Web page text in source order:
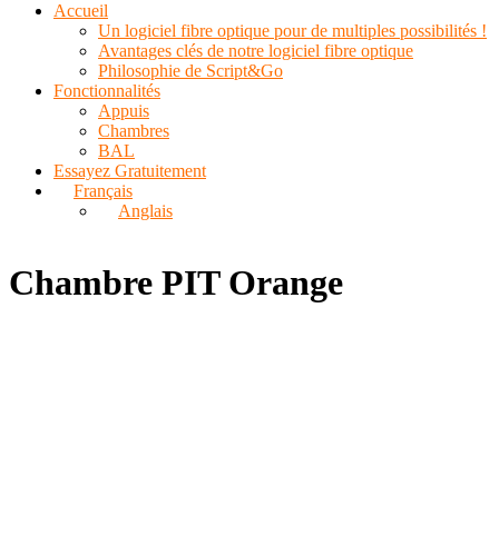
Accueil
Un logiciel fibre optique pour de multiples possibilités !
Avantages clés de notre logiciel fibre optique
Philosophie de Script&Go
Fonctionnalités
Appuis
Chambres
BAL
Essayez Gratuitement
Français
Anglais
Chambre PIT Orange